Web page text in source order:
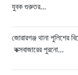
যুবক গুরুতর...
জোরারগঞ্জ থানা পুলিশের
কক্সবাজারের পুরনো...